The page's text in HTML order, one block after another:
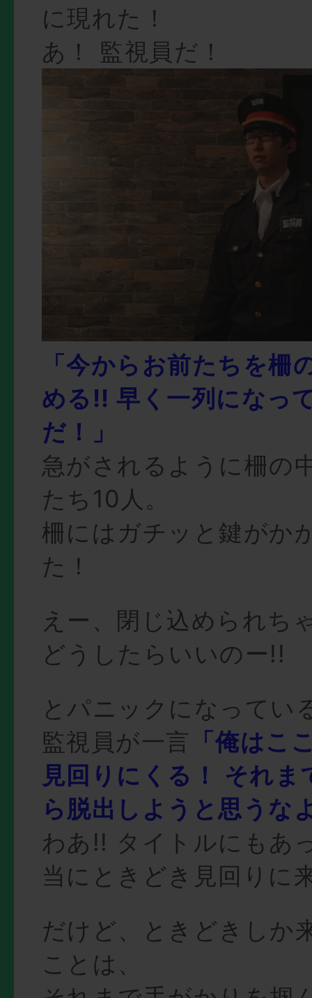
に現れた！
あ！ 監視員だ！
「今からお前たちを柵
める!! 早く一列になっ
だ！」
急がされるように柵の
たち10人。
柵にはガチッと鍵がか
た！
えー、閉じ込められち
どうしたらいいのー!!
とパニックになってい
監視員が一言 「俺はこ
見回りにくる！ それま
ら脱出しようと思うな
わあ!! タイトルにもあ
当にときどき見回りに
だけど、ときどきしか
ことは、